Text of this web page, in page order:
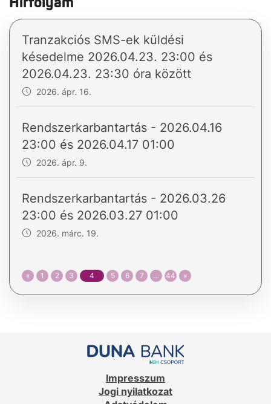
Tranzakciós SMS-ek küldési
késedelme 2026.04.23. 23:00 és
2026.04.23. 23:30 óra között
2026. ápr. 16.
Rendszerkarbantartás - 2026.04.16
23:00 és 2026.04.17 01:00
2026. ápr. 9.
Rendszerkarbantartás - 2026.03.26
23:00 és 2026.03.27 01:00
2026. márc. 19.
« 1 2 3 4 5 6 7 … 44 »
Impresszum
Jogi nyilatkozat